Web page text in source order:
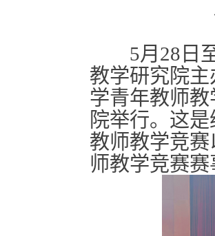
5月28日至
教学研究院
学青年教师
院举行。这
教师教学竞
师教学竞赛赛